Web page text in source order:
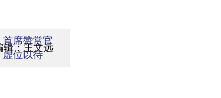
辑：王文远
首席赞赏官
虚位以待